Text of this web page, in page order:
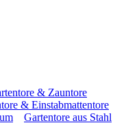
& Zauntore
& Einstabmattentore
Gartentore aus Stahl